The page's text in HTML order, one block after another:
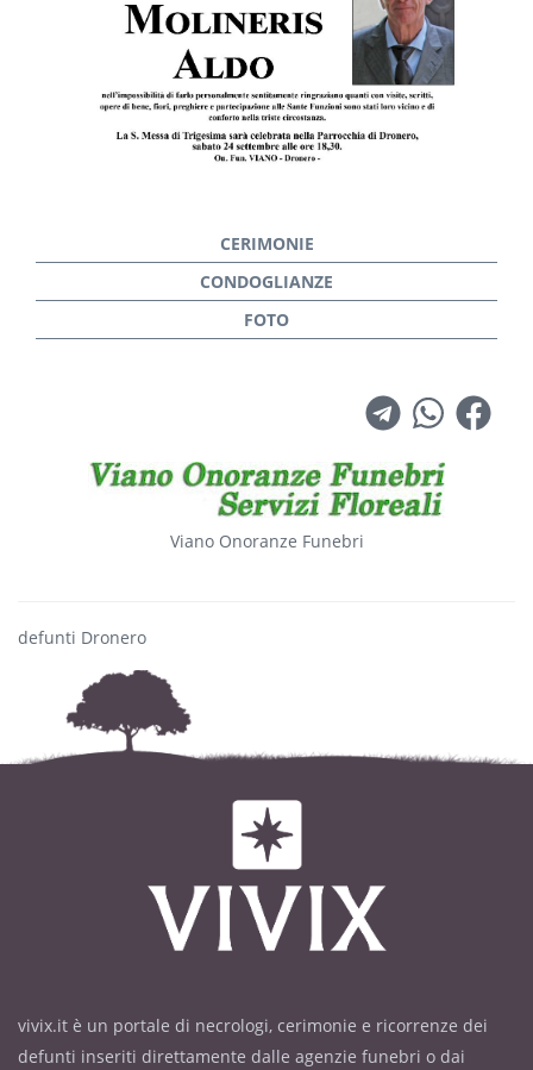
Viano Onoranze Funebri
defunti Dronero
vivix.it è un portale di necrologi, cerimonie e ricorrenze dei
defunti inseriti direttamente dalle agenzie funebri o dai